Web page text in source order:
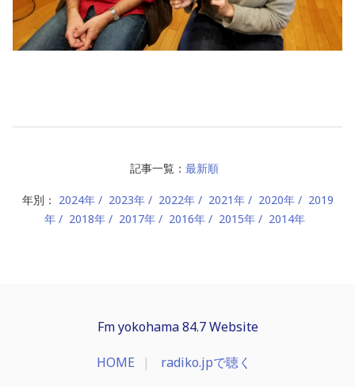
記事一覧： 最新順
年別： 2024年 2023年 2022年 2021年 2020年
2019
年
2018年 2017年 2016年 2015年 2014年
Fm yokohama 84.7 Website
HOME radiko.jpで聴く